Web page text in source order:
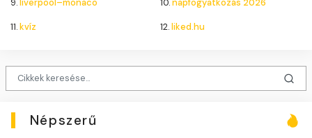
11.kvíz 12.liked.hu
Népszerű